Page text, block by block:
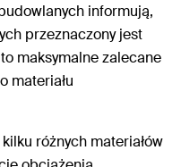
informują,
przeznaczony jest
maksymalne zalecane
materiału
różnych materiałów